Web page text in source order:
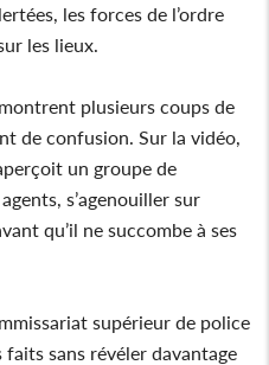
les forces de l’ordre
les lieux.
plusieurs coups de
de confusion. Sur la vidéo,
un groupe de
s’agenouiller sur
qu’il ne succombe à ses
supérieur de police
sans révéler davantage